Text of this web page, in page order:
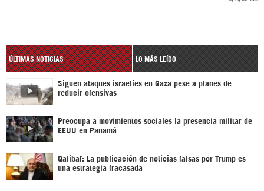
ÚLTIMAS NOTICIAS LO MÁS LEÍDO
Siguen ataques israelíes en Gaza pese a planes de
reducir ofensivas
Preocupa a movimientos sociales la presencia militar de
EEUU en Panamá
Qalibaf: La publicación de noticias falsas por Trump es
una estrategia fracasada